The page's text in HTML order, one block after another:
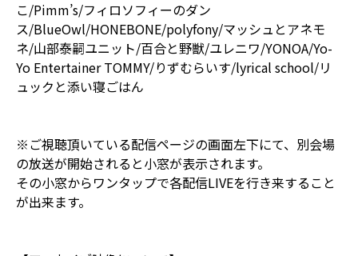
こ/Pimm’s/フィロソフィーのダン
ス/BlueOwl/HONEBONE/polyfony/マッシュとアネモ
ネ/山部泰嗣ユニット/百合と野獣/ユレニワ/YONOA/Yo-
Yo Entertainer TOMMY/りずむらいす/lyrical school/リ
ュックと添い寝ごはん
※ご視聴頂いている配信ページの画面左下にて、別会場
の放送が開始されると小窓が表示されます。
その小窓からワンタップで各配信LIVEを行き来すること
が出来ます。